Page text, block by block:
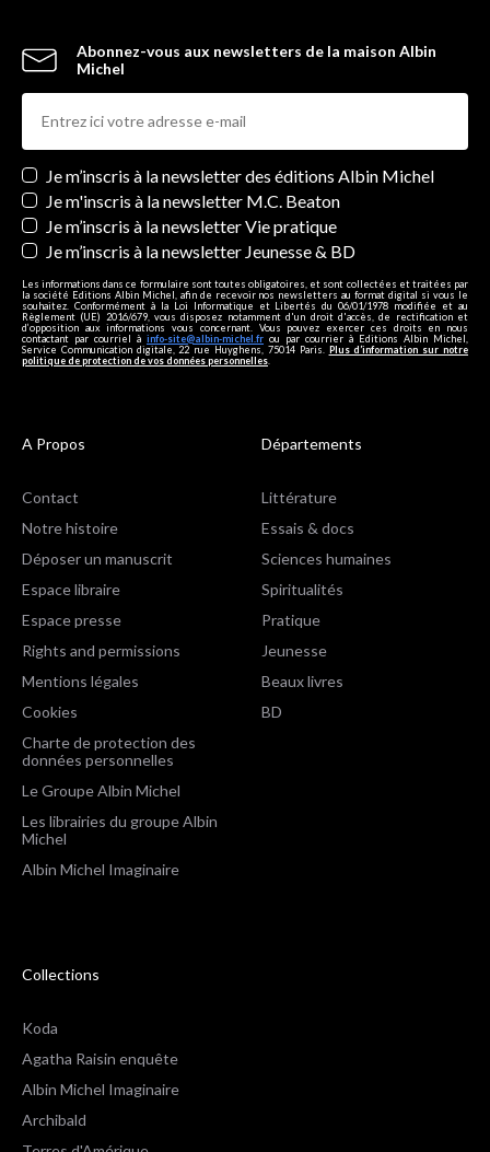
Abonnez-vous aux newsletters de la maison Albin
Michel
Newsletters
Je m’inscris à la newsletter des éditions Albin Michel
Je m'inscris à la newsletter M.C. Beaton
Je m’inscris à la newsletter Vie pratique
Je m’inscris à la newsletter Jeunesse & BD
Les informations dans ce formulaire sont toutes obligatoires, et sont collectées et traitées par
la société Editions Albin Michel, afin de recevoir nos newsletters au format digital si vous le
souhaitez. Conformément à la Loi Informatique et Libertés du 06/01/1978 modifiée et au
Règlement (UE) 2016/679, vous disposez notamment d'un droit d'accès, de rectification et
d’opposition aux informations vous concernant. Vous pouvez exercer ces droits en nous
contactant par courriel à info-site@albin-michel.fr ou par courrier à Editions Albin Michel,
Service Communication digitale, 22 rue Huyghens, 75014 Paris. Plus d’information sur notre
politique de protection de vos données personnelles
A Propos
Contact
Notre histoire
Déposer un manuscrit
Espace libraire
Espace presse
Rights and permissions
Mentions légales
Cookies
Charte de protection des
données personnelles
Le Groupe Albin Michel
Les librairies du groupe Albin
Michel
Albin Michel Imaginaire
Départements
Littérature
Essais & docs
Sciences humaines
Spiritualités
Pratique
Jeunesse
Beaux livres
BD
Collections
Koda
Agatha Raisin enquête
Albin Michel Imaginaire
Archibald